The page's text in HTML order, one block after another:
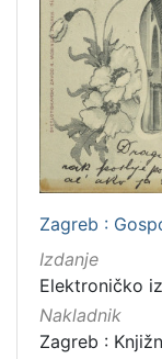
Zagreb :
Izdanje
Elektroničko
Nakladnik
Zagreb :